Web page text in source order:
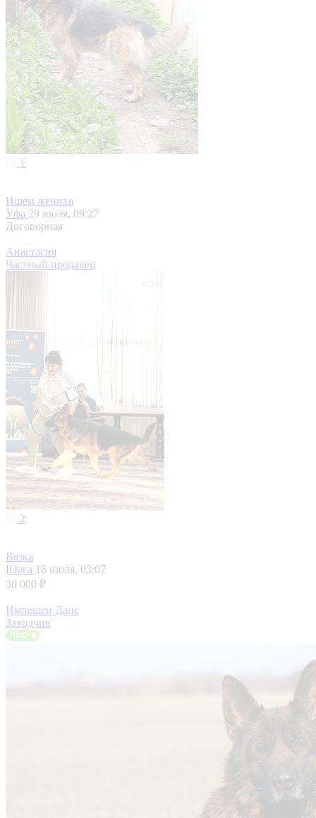
1
Ищем жениха
Уфа 29 июля, 09:27
Договорная
Анастасия
Частный продавец
2
Вязка
Юрга 16 июля, 03:07
30 000 ₽
Импешен Данс
Заводчик